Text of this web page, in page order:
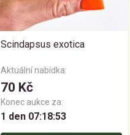
Scindapsus exotica
Aktuální nabídka:
70 Kč
Konec aukce za:
1 den 07:18:52